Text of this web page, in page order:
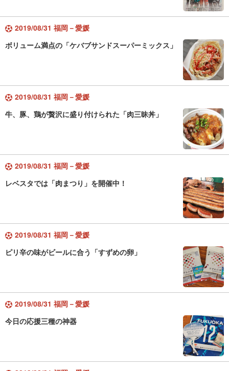
2019/08/31 福岡－愛媛
ボリューム満点の「ケバブサンドスーパーミックス」
2019/08/31 福岡－愛媛
牛、豚、鶏が贅沢に盛り付けられた「肉三昧丼」
2019/08/31 福岡－愛媛
レベスタでは「肉まつり」を開催中！
2019/08/31 福岡－愛媛
ピリ辛の味がビールに合う「すずめの卵」
2019/08/31 福岡－愛媛
今日の応援三種の神器